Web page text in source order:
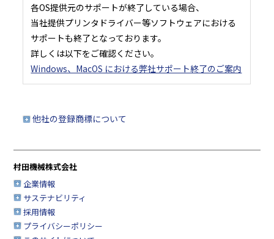
各OS提供元のサポートが終了している場合、
当社提供プリンタドライバー等ソフトウェアにおける
サポートも終了となっております。
詳しくは以下をご確認ください。
Windows、MacOS における弊社サポート終了のご案内
他社の登録商標について
村田機械株式会社
企業情報
サステナビリティ
採用情報
プライバシーポリシー